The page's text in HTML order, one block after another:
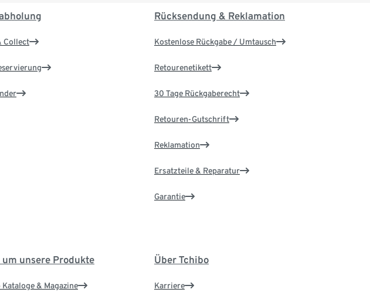
Collect
Rücksendung & Reklamation
Kostenlose Rückgabe / Umtausch
Retourenetikett
30 Tage Rückgaberecht
Retouren-Gutschrift
Reklamation
Ersatzteile & Reparatur
Garantie
um unsere Produkte
Kataloge & Magazine
Über Tchibo
Karriere